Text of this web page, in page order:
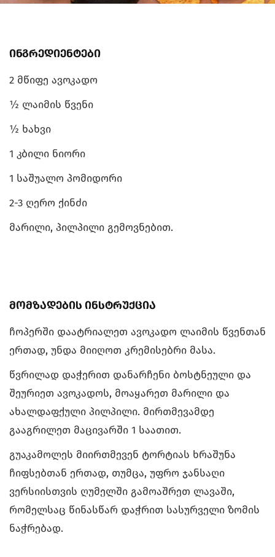
ინგრედიენტები
2 მწიფე ავოკადო
½ ლაიმის წვენი
½ ხახვი
1 კბილი ნიორი
1 საშუალო პომიდორი
2-3 ღერო ქინძი
მარილი, პილპილი გემოვნებით.
მომზადების ინსტრუქცია
ჩოპერში დაატრიალეთ ავოკადო ლაიმის წვენთან
ერთად, უნდა მიიღოთ კრემისებრი მასა.
წვრილად დაჭერით დანარჩენი ბოსტნეული და
შეურიეთ ავოკადოს, მოაყარეთ მარილი და
ახალდაფქული პილპილი. მირთმევამდე
გააგრილეთ მაცივარში 1 საათით.
გუაკამოლეს მიირთმევენ ტორტიას ხრაშუნა
ჩიფსებთან ერთად, თუმცა, უფრო ჯანსაღი
ვერსიისთვის ღუმელში გამოაშრეთ ლავაში,
რომელსაც წინასწარ დაჭრით სასურველი ზომის
ნაჭრებად.